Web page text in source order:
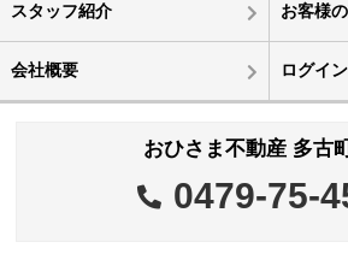
スタッフ紹介 お客様
会社概要 ログイン
おひさま不動産 多古
0479-75-